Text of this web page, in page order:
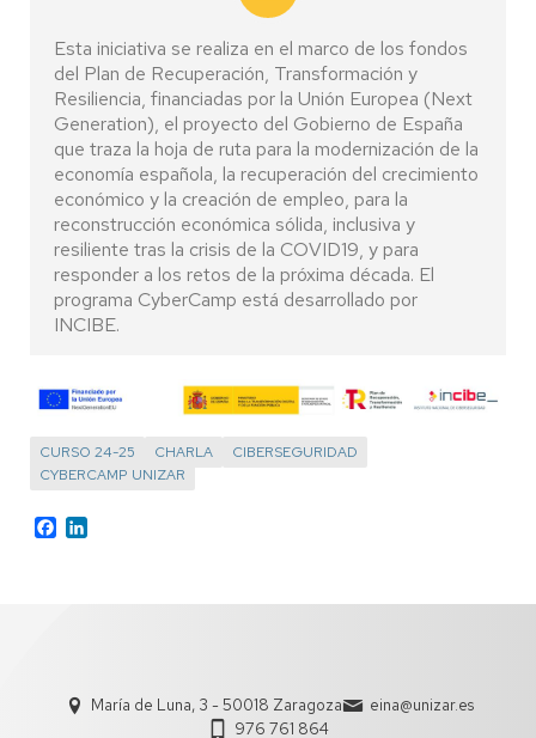
Esta iniciativa se realiza en el marco de los fondos
del Plan de Recuperación, Transformación y
Resiliencia, financiadas por la Unión Europea (Next
Generation), el proyecto del Gobierno de España
que traza la hoja de ruta para la modernización de la
economía española, la recuperación del crecimiento
económico y la creación de empleo, para la
reconstrucción económica sólida, inclusiva y
resiliente tras la crisis de la COVID19, y para
responder a los retos de la próxima década. El
programa CyberCamp está desarrollado por
INCIBE.
CURSO 24-25 CHARLA
CIBERSEGURIDAD
CYBERCAMP UNIZAR
Facebook
María de Luna, 3 - 50018 Zaragoza
eina@unizar.es
976 761 864